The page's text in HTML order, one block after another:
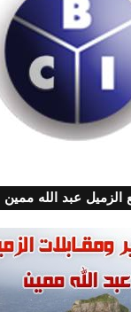
الزميل عبد الله ممين